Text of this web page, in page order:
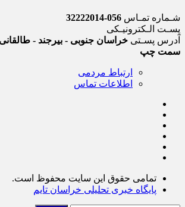
شـماره تمـاس 056-32222014
پسـت الـکترونیـکی
آدرس پسـتی
سمت چپ
ارتباط مردمی
اطلاعات تماس
تمامی حقوق این سایت محفوظ است.
پایگاه خبری تحلیلی خراسان تایم